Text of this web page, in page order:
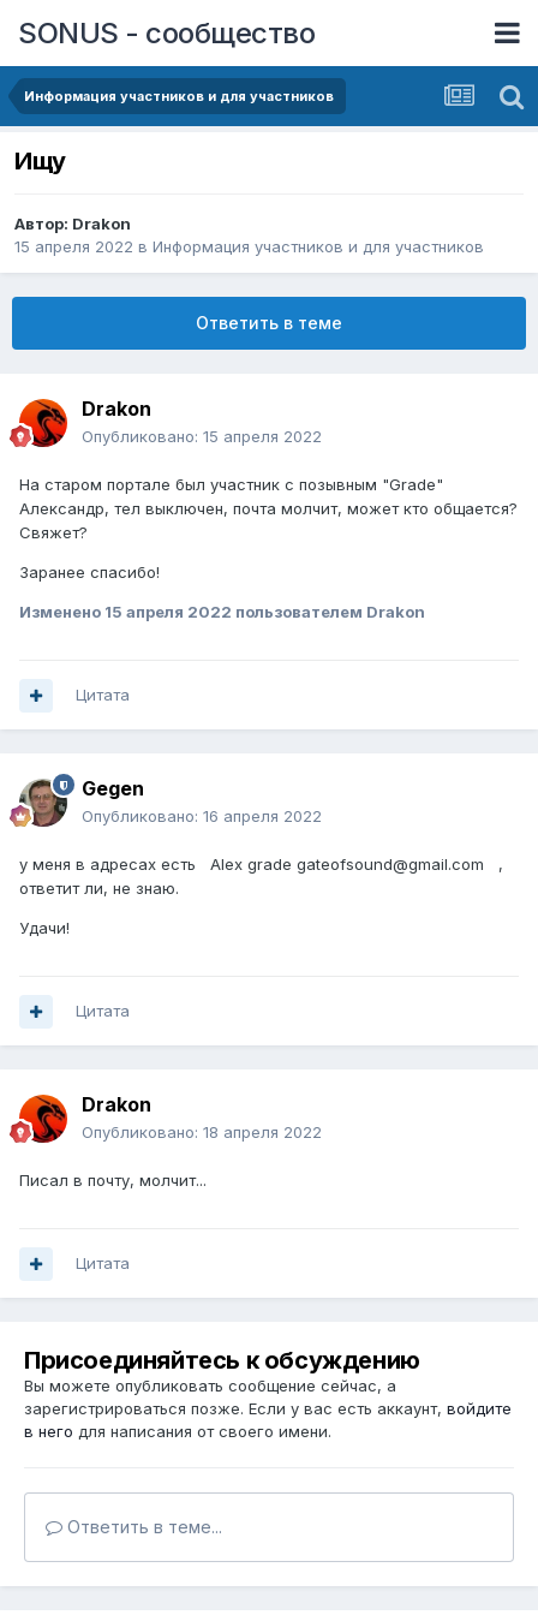
SONUS - сообщество
Информация участников и для участников
Ищу
Автор: Drakon
15 апреля 2022 в Информация участников и для участников
Ответить в теме
Drakon
Опубликовано: 15 апреля 2022
На старом портале был участник с позывным "Grade"
Александр, тел выключен, почта молчит, может кто общается?
Свяжет?
Заранее спасибо!
Изменено 15 апреля 2022 пользователем Drakon
Цитата
Gegen
Опубликовано: 16 апреля 2022
у меня в адресах есть Alex grade gateofsound@gmail.com ,
ответит ли, не знаю.
Удачи!
Цитата
Drakon
Опубликовано: 18 апреля 2022
Писал в почту, молчит...
Цитата
Присоединяйтесь к обсуждению
Вы можете опубликовать сообщение сейчас, а
зарегистрироваться позже. Если у вас есть аккаунт, войдите
в него для написания от своего имени.
Ответить в теме...